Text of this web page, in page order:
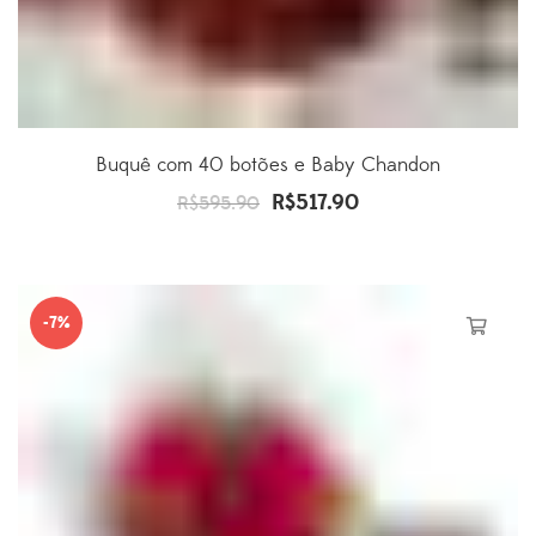
Buquê com 40 botões e Baby Chandon
R$595.90 O
R$517.90O
-7%